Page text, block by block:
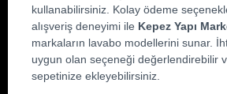
kullanabilirsiniz. Kolay ödeme
alışveriş deneyimi ile Kepez Yapı
markaların lavabo modellerini sunar.
uygun olan seçeneği değerlendirebilir
sepetinize ekleyebilirsiniz.